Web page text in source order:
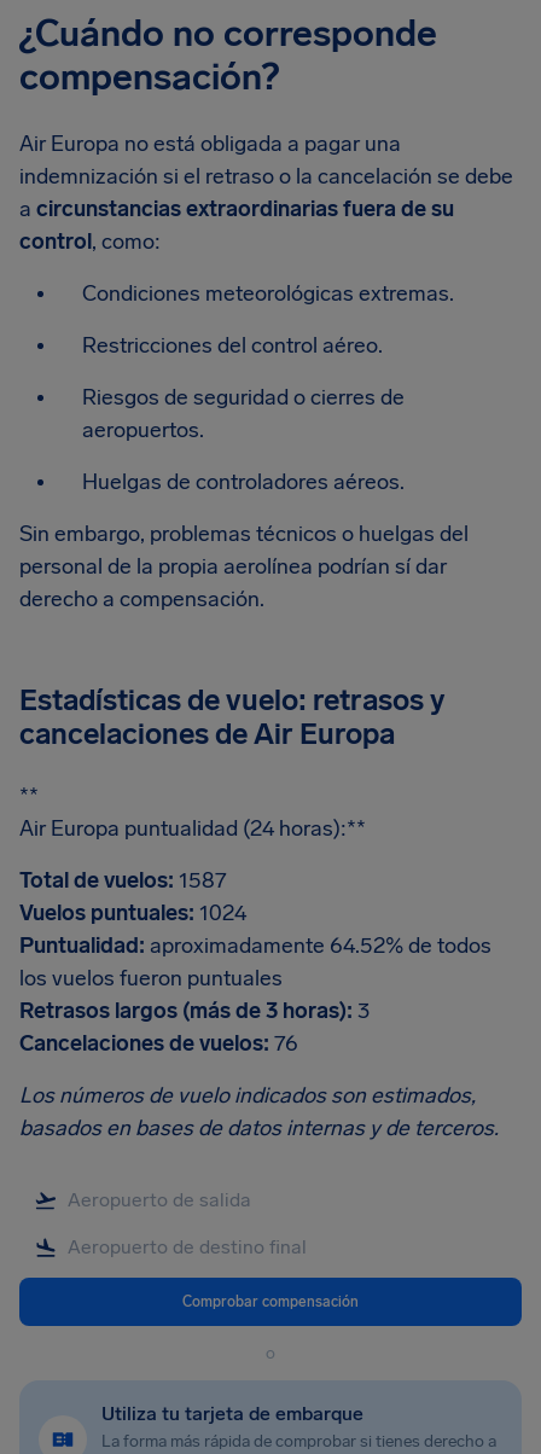
¿Cuándo no corresponde
compensación?
Air Europa no está obligada a pagar una
indemnización si el retraso o la cancelación se debe
a circunstancias extraordinarias fuera de su
control, como:
Condiciones meteorológicas extremas.
Restricciones del control aéreo.
Riesgos de seguridad o cierres de
aeropuertos.
Huelgas de controladores aéreos.
Sin embargo, problemas técnicos o huelgas del
personal de la propia aerolínea podrían sí dar
derecho a compensación.
Estadísticas de vuelo: retrasos y
cancelaciones de Air Europa
**
Air Europa puntualidad (24 horas):**
Total de vuelos: 1587
Vuelos puntuales: 1024
Puntualidad: aproximadamente 64.52% de todos
los vuelos fueron puntuales
Retrasos largos (más de 3 horas): 3
Cancelaciones de vuelos: 76
Los números de vuelo indicados son estimados,
basados en bases de datos internas y de terceros.
Comprobar compensación
o
Utiliza tu tarjeta de embarque
La forma más rápida de comprobar si tienes derecho a